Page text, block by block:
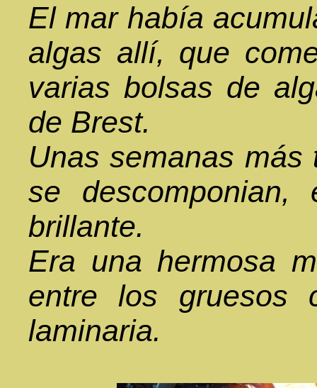
El mar había
algas allí, que
varias bolsas de
de Brest.
Unas semanas
se
brillante.
Era una hermosa
entre los gruesos
laminaria.